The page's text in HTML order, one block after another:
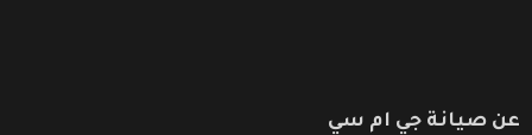
عن صيانة جي ام سي